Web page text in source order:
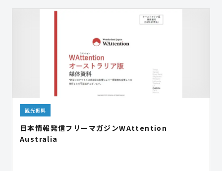
観光振興
日本情報発信フリーマガジンWAttention
Australia